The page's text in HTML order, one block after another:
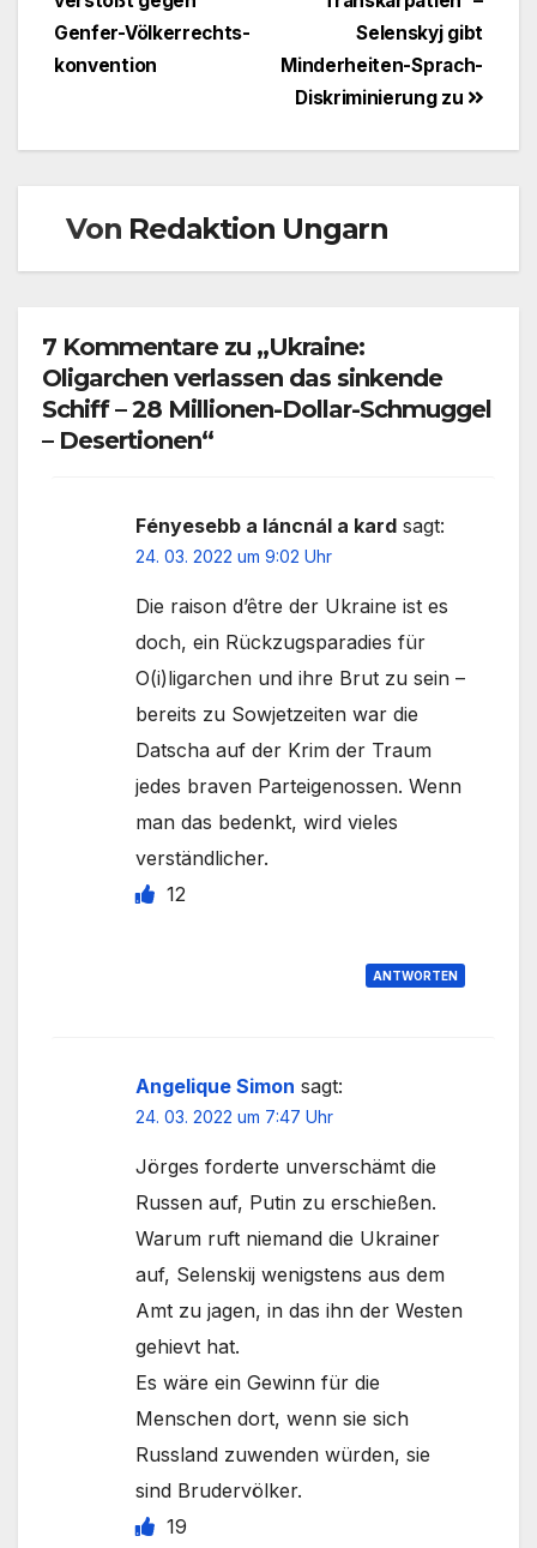
Selenskyj gibt
Minderheiten-Sprach-
Diskriminierung zu
Genfer-Völkerrechts-
konvention
Von Redaktion Ungarn
7 Kommentare zu „Ukraine:
Oligarchen verlassen das sinkende
Schiff – 28 Millionen-Dollar-Schmuggel
– Desertionen“
Fényesebb a láncnál a kard sagt:
24. 03. 2022 um 9:02 Uhr
Die raison d’être der Ukraine ist es
doch, ein Rückzugsparadies für
O(i)ligarchen und ihre Brut zu sein –
bereits zu Sowjetzeiten war die
Datscha auf der Krim der Traum
jedes braven Parteigenossen. Wenn
man das bedenkt, wird vieles
verständlicher.
12
ANTWORTEN
Angelique Simon sagt:
24. 03. 2022 um 7:47 Uhr
Jörges forderte unverschämt die
Russen auf, Putin zu erschießen.
Warum ruft niemand die Ukrainer
auf, Selenskij wenigstens aus dem
Amt zu jagen, in das ihn der Westen
gehievt hat.
Es wäre ein Gewinn für die
Menschen dort, wenn sie sich
Russland zuwenden würden, sie
sind Brudervölker.
19